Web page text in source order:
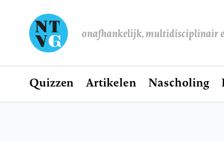
onafhankelijk, multidisciplinair
Hoofdnavigatie
Home
Quizzen Artikelen Nascholing